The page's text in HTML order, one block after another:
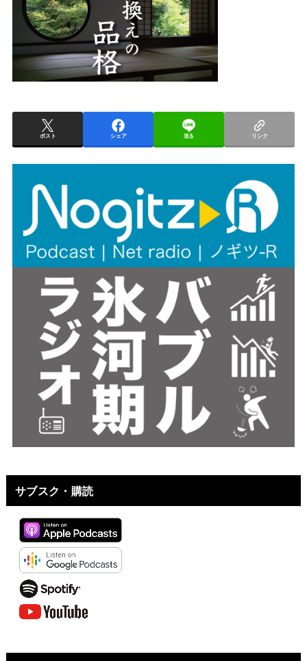
ポスト シェア 送る リンク
サブスク・購読